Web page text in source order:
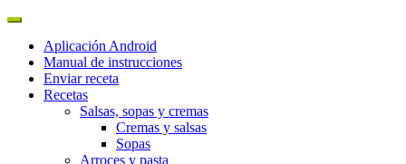
Aplicación Android
Manual de instrucciones
Enviar receta
Recetas
Salsas, sopas y cremas
Cremas y salsas
Sopas
Arroces y pasta